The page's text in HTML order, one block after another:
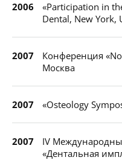
2006
«Participation in
Dental, New York,
2007
Конференция
Москва
2007 «Osteology
2007
IV
«Дентальная